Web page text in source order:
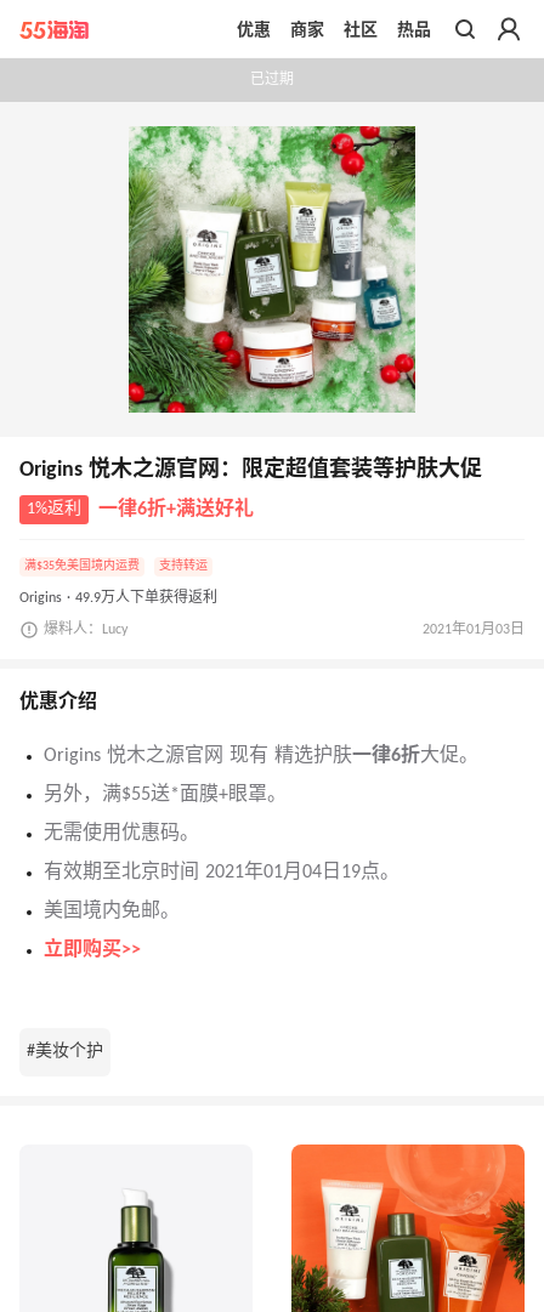
带你去官网买正品
优惠 商家 社区 热品
已过期
Origins 悦木之源官网：限定超值套装等护肤大促
1%返利 一律6折+满送好礼
满$35免美国境内运费 支持转运
Origins · 49.9万人下单获得返利
爆料人：Lucy 2021年01月03日
优惠介绍
Origins 悦木之源官网 现有 精选护肤一律6折大促。
另外，满$55送*面膜+眼罩。
无需使用优惠码。
有效期至北京时间 2021年01月04日19点。
美国境内免邮。
立即购买>>
#美妆个护